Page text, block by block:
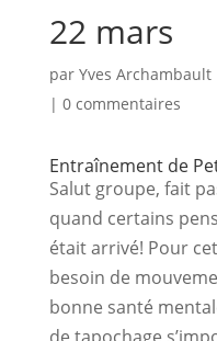
22 mars
par Yves Archambault
| 0 commentaires
Entraînement de
Salut groupe, fait
quand certains
était arrivé! Pour
besoin de
bonne santé